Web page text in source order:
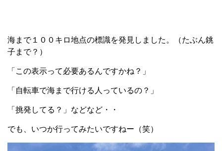
海まで１００キロ地点の標識を発見しました。（たぶん銚
子まで？）
「この表示って必要あるんですかね？」
「自転車で海まで行ける人っているの？」
「挑発してる？」などなど・・
でも、いつか行ってみたいですねー（笑）